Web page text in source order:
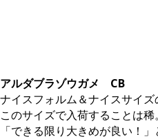
アルダブラゾウガメ CB
ナイスフォルム＆ナイスサイズ
このサイズで入荷することは稀。
「できる限り大きめが良い！